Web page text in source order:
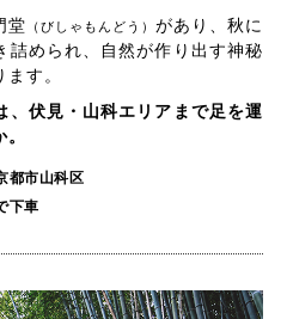
堂 （びしゃもんどう） があり、秋に
詰められ、自然が作り出す神秘
す。
、伏見・山科エリアまで足を運
都市山科区
下車